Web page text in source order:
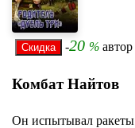
-20 % автор
Комбат Найтов
Он испытывал ракеты